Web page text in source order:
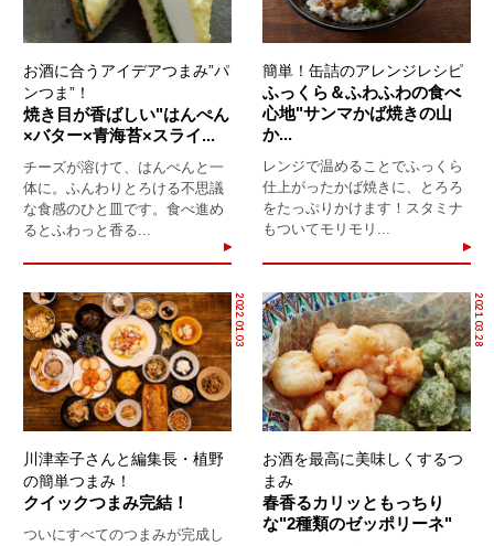
お酒に合うアイデアつまみ”パ
ンつま”！
焼き目が香ばしい"はんぺん
×バター×青海苔×スライ...
チーズが溶けて、はんぺんと一
体に。ふんわりとろける不思議
な食感のひと皿です。食べ進め
るとふわっと香る...
簡単！缶詰のアレンジレシピ
ふっくら＆ふわふわの食べ
心地"サンマかば焼きの山
か...
レンジで温めることでふっくら
仕上がったかば焼きに、とろろ
をたっぷりかけます！スタミナ
もついてモリモリ...
2022.01.03
川津幸子さんと編集長・植野
の簡単つまみ！
クイックつまみ完結！
ついにすべてのつまみが完成し
2021.03.28
お酒を最高に美味しくするつ
まみ
春香るカリッともっちり
な"2種類のゼッポリーネ"